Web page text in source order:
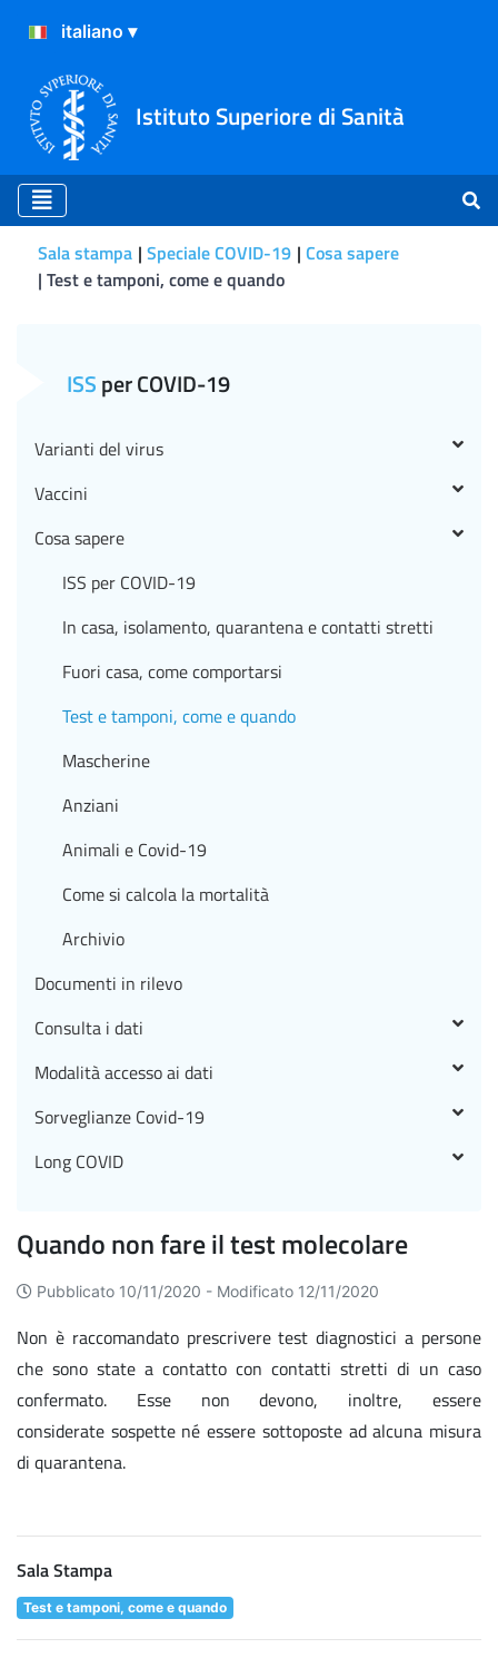
Istituto Superiore di Sanità
Sala stampa Speciale COVID-19 Cosa sapere
Test e tamponi, come e quando
Quando non fare il test molecolare
Pubblicato 10/11/2020 - Modificato 12/11/2020
Non è raccomandato prescrivere test diagnostici a persone
che sono state a contatto con contatti stretti di un caso
confermato. Esse non devono, inoltre, essere
considerate sospette né essere sottoposte ad alcuna misura
di quarantena.
Sala Stampa
Test e tamponi, come e quando
ISSper COVID-19
Varianti del virus
Vaccini
Cosa sapere
ISS per COVID-19
In casa, isolamento, quarantena e contatti stretti
Fuori casa, come comportarsi
Test e tamponi, come e quando
Mascherine
Anziani
Animali e Covid-19
Come si calcola la mortalità
Archivio
Documenti in rilevo
Consulta i dati
Modalità accesso ai dati
Sorveglianze Covid-19
Long COVID